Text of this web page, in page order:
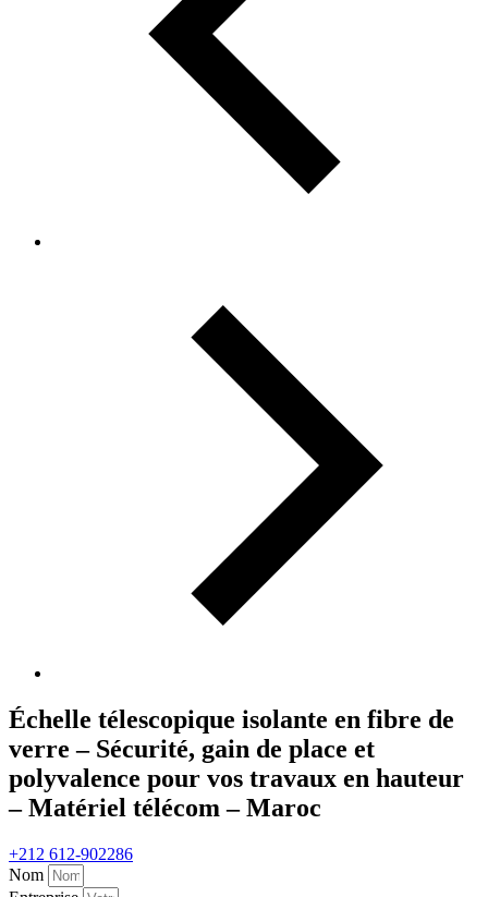
Échelle télescopique isolante en fibre de
verre – Sécurité, gain de place et
polyvalence pour vos travaux en hauteur
– Matériel télécom – Maroc
+212 612-902286
Nom